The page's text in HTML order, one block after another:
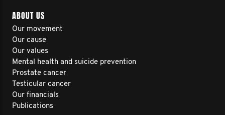
ABOUT US
Our movement
Our cause
Our values
Mental health and suicide prevention
Prostate cancer
Testicular cancer
Our financials
Publications